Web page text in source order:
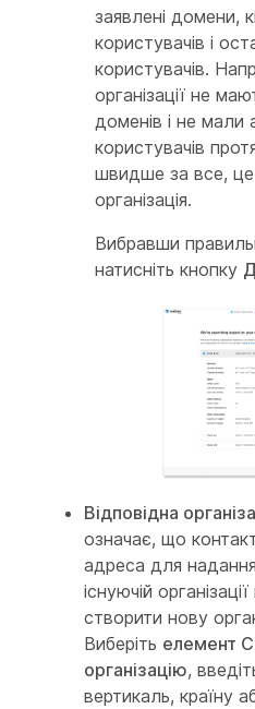
заявлені домени,
користувачів і
користувачів.
організації не
доменів і не мали
користувачів
швидше за все, це
організація.
Вибравши
натисніть кнопку
Відповідна
означає, що
адреса для
існуючій
створити нову
Виберіть елемент
організацію,
вертикаль, країну